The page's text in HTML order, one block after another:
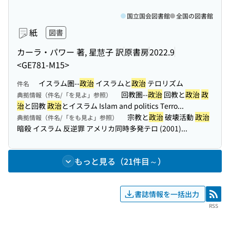
紙 図書
カーラ・パワー 著, 星慧子 訳原書房2022.9
<GE781-M15>
国立国会図書館 全国の図書館
件名 イスラム圏--政治 イスラムと政治 テロリズム
典拠情報（件名/「を見よ」参照） 回教圏--政治 回教と政治政
治と回教政治とイスラム Islam and politics Terro...
典拠情報（件名/「をも見よ」参照） 宗教と政治破壊活動政治
暗殺 イスラム 反逆罪 アメリカ同時多発テロ (2001)...
もっと見る（21件目～）
書誌情報を一括出力 RSS
RSS